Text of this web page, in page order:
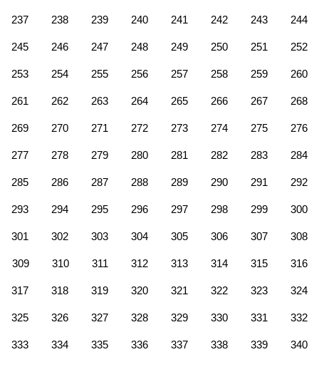
237 238 239 240 241 242 243 244
245 246 247 248 249 250 251 252
253 254 255 256 257 258 259 260
261 262 263 264 265 266 267 268
269 270 271 272 273 274 275 276
277 278 279 280 281 282 283 284
285 286 287 288 289 290 291 292
293 294 295 296 297 298 299 300
301 302 303 304 305 306 307 308
309 310 311 312 313 314 315 316
317 318 319 320 321 322 323 324
325 326 327 328 329 330 331 332
333 334 335 336 337 338 339 340